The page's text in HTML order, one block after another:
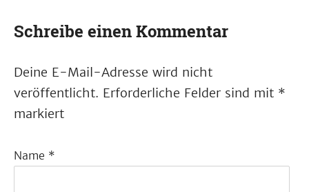
Schreibe einen Kommentar
Deine E-Mail-Adresse wird nicht
veröffentlicht. Erforderliche Felder sind mit *
markiert
Name *